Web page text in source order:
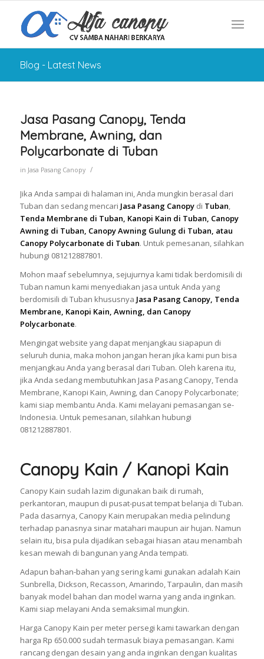
Blog - Latest News
Jasa Pasang Canopy, Tenda
Membrane, Awning, dan
Polycarbonate di Tuban
in Jasa Pasang Canopy /
Jika Anda sampai di halaman ini, Anda mungkin berasal dari
Tuban dan sedang mencari Jasa Pasang Canopy di Tuban,
Tenda Membrane di Tuban, Kanopi Kain di Tuban, Canopy
Awning di Tuban, Canopy Awning Gulung di Tuban, atau
Canopy Polycarbonate di Tuban. Untuk pemesanan, silahkan
hubungi 081212887801.
Mohon maaf sebelumnya, sejujurnya kami tidak berdomisili di
Tuban namun kami menyediakan jasa untuk Anda yang
berdomisili di Tuban khususnya Jasa Pasang Canopy, Tenda
Membrane, Kanopi Kain, Awning, dan Canopy
Polycarbonate.
Mengingat website yang dapat menjangkau siapapun di
seluruh dunia, maka mohon jangan heran jika kami pun bisa
menjangkau Anda yang berasal dari Tuban. Oleh karena itu,
jika Anda sedang membutuhkan Jasa Pasang Canopy, Tenda
Membrane, Kanopi Kain, Awning, dan Canopy Polycarbonate;
kami siap membantu Anda. Kami melayani pemasangan se-
Indonesia. Untuk pemesanan, silahkan hubungi
081212887801.
Canopy Kain / Kanopi Kain
Canopy Kain sudah lazim digunakan baik di rumah,
perkantoran, maupun di pusat-pusat tempat belanja di Tuban.
Pada dasarnya, Canopy Kain merupakan media pelindung
terhadap panasnya sinar matahari maupun air hujan. Namun
selain itu, bisa pula dijadikan sebagai hiasan atau menambah
kesan mewah di bangunan yang Anda tempati.
Adapun bahan-bahan yang sering kami gunakan adalah Kain
Sunbrella, Dickson, Recasson, Amarindo, Tarpaulin, dan masih
banyak model bahan dan model warna yang anda inginkan.
Kami siap melayani Anda semaksimal mungkin.
Harga Canopy Kain per meter persegi kami tawarkan dengan
harga Rp 650.000 sudah termasuk biaya pemasangan. Kami
rancang dengan desain yang anda inginkan dengan kualitas